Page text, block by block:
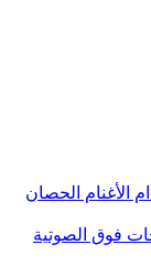
الأغنام الحصان
فوق الصوتية